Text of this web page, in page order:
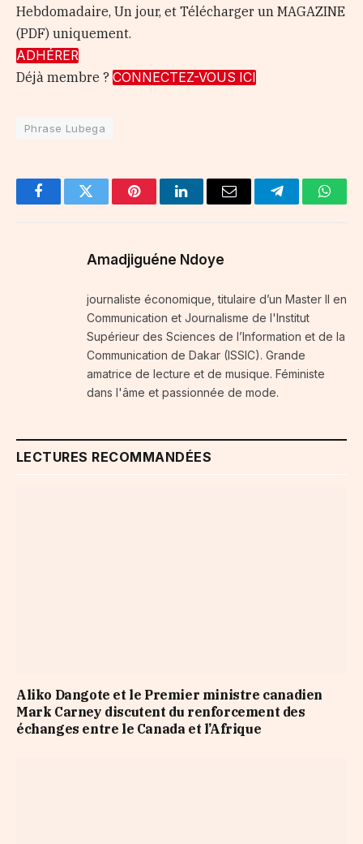
Hebdomadaire, Un jour, et Télécharger un MAGAZINE
(PDF) uniquement.
ADHÉRER
Déjà membre ? CONNECTEZ-VOUS ICI
Phrase Lubega
FacebookTwitter PinterestLinkedInEmail Telegram
Amadjiguéne Ndoye
journaliste économique, titulaire d’un Master II en
Communication et Journalisme de l'Institut
Supérieur des Sciences de l’Information et de la
Communication de Dakar (ISSIC). Grande
amatrice de lecture et de musique. Féministe
dans l'âme et passionnée de mode.
LECTURES RECOMMANDÉES
Aliko Dangote et le Premier ministre canadien
Mark Carney discutent du renforcement des
échanges entre le Canada et l’Afrique